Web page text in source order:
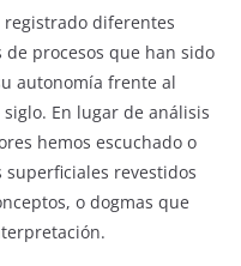
diferentes
procesos que han sido
autonomía frente al
En lugar de análisis
hemos escuchado o
revestidos
o dogmas que